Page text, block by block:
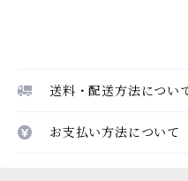
送料・配送方法につい
お支払い方法について